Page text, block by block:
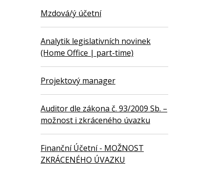
Mzdová/ý účetní
Analytik legislativních novinek
(Home Office | part-time)
Projektový manager
Auditor dle zákona č. 93/2009 Sb. –
možnost i zkráceného úvazku
Finanční Účetní - MOŽNOST
ZKRÁCENÉHO ÚVAZKU